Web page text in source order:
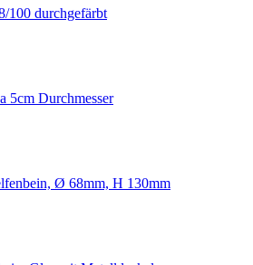
100 durchgefärbt
5cm Durchmesser
Ø 68mm, H 130mm